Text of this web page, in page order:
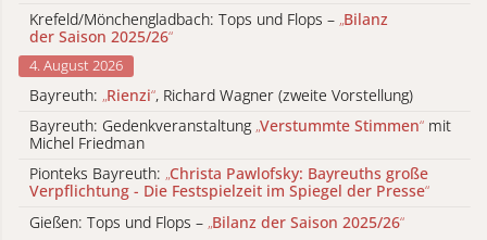
Krefeld/Mönchengladbach: Tops und Flops – „Bilanz
der Saison 2025/26“
4. August 2026
Bayreuth: „Rienzi“, Richard Wagner (zweite Vorstellung)
Bayreuth: Gedenkveranstaltung „Verstummte Stimmen“ mit
Michel Friedman
Pionteks Bayreuth: „Christa Pawlofsky: Bayreuths große
Verpflichtung - Die Festspielzeit im Spiegel der Presse“
Gießen: Tops und Flops – „Bilanz der Saison 2025/26“